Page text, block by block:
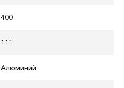
400
11"
Алюминий